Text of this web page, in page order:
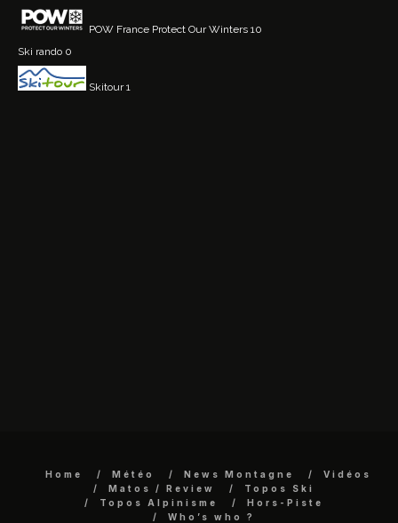
POW France Protect Our Winters 10
Ski rando 0
Skitour1
Home Météo News Montagne
Vidéos
Matos / Review
Topos Ski
Topos Alpinisme
Hors-Piste
Who’s who ?